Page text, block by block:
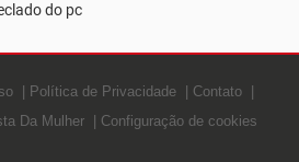
do pc
Política de Privacidade
Contato
Da Mulher Configuração de cookies